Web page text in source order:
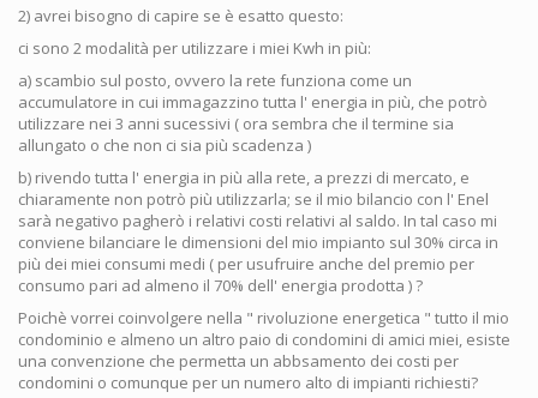
2) avrei bisogno di capire se è esatto questo:
ci sono 2 modalità per utilizzare i miei Kwh in più:
a) scambio sul posto, ovvero la rete funziona come un
accumulatore in cui immagazzino tutta l' energia in più, che potrò
utilizzare nei 3 anni sucessivi ( ora sembra che il termine sia
allungato o che non ci sia più scadenza )
b) rivendo tutta l' energia in più alla rete, a prezzi di mercato, e
chiaramente non potrò più utilizzarla; se il mio bilancio con l' Enel
sarà negativo pagherò i relativi costi relativi al saldo. In tal caso mi
conviene bilanciare le dimensioni del mio impianto sul 30% circa in
più dei miei consumi medi ( per usufruire anche del premio per
consumo pari ad almeno il 70% dell' energia prodotta ) ?
Poichè vorrei coinvolgere nella " rivoluzione energetica " tutto il mio
condominio e almeno un altro paio di condomini di amici miei, esiste
una convenzione che permetta un abbsamento dei costi per
condomini o comunque per un numero alto di impianti richiesti?